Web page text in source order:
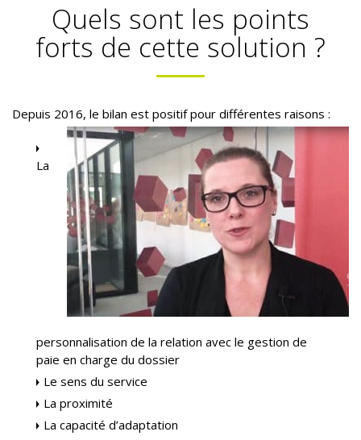
Quels sont les points
forts de cette solution ?
Depuis 2016, le bilan est positif pour différentes raisons :
La
personnalisation de la relation avec le gestion de
paie en charge du dossier
Le sens du service
La proximité
La capacité d’adaptation